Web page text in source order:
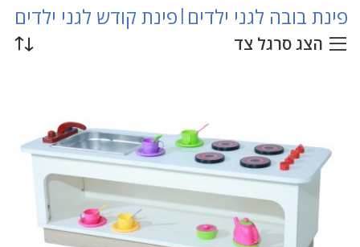
פינת בובה לגני ילדים | פינת קודש לגני ילדים
הצג סרגל צד